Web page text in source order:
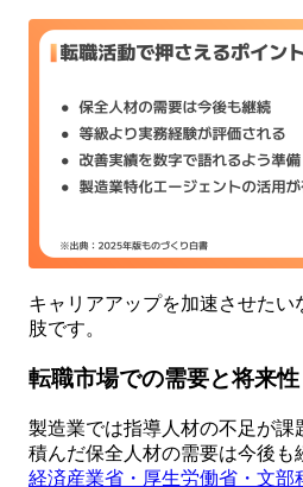
キャリアアップを加速させたい
肢です。
転職市場での需要と将来性
製造業では指導人材の不足が課
積んだ保全人材の需要は今後も
経済産業省・厚生労働省・文部